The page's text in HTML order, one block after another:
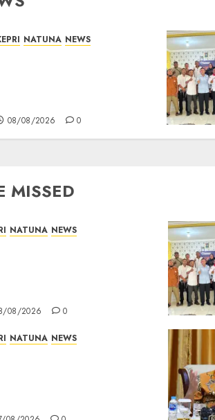
NATUNA NEWS
08/08/2026 0
MISSED
NATUNA NEWS
08/2026 0
NATUNA NEWS